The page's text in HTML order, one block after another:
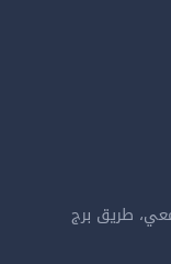
طريق برج